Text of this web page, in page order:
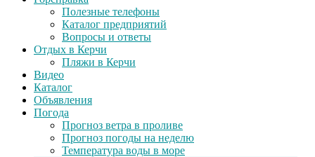
Полезные телефоны
Каталог предприятий
Вопросы и ответы
Отдых в Керчи
Пляжи в Керчи
Видео
Каталог
Объявления
Погода
Прогноз ветра в проливе
Прогноз погоды на неделю
Температура воды в море